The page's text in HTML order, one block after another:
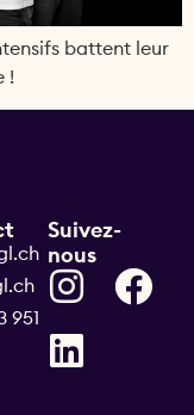
battent leur
!
951
Suivez-
nous